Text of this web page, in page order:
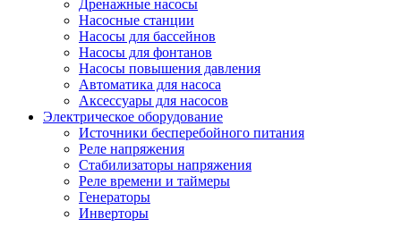
Дренажные насосы
Насосные станции
Насосы для бассейнов
Насосы для фонтанов
Насосы повышения давления
Автоматика для насоса
Аксессуары для насосов
Электрическое оборудование
Источники бесперебойного питания
Реле напряжения
Стабилизаторы напряжения
Реле времени и таймеры
Генераторы
Инверторы